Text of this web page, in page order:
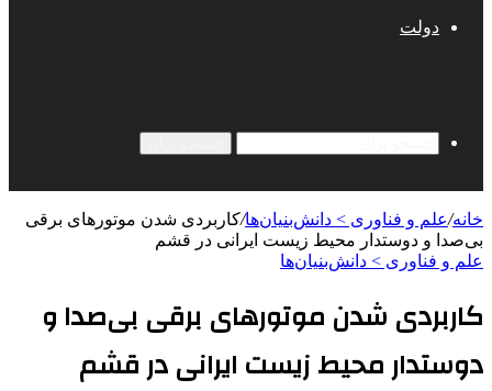
دولت
خانه/علم و فناوری‌ > دانش‌بنیان‌ها/کاربردی شدن موتورهای برقی
بی‌صدا و دوستدار محیط زیست ایرانی در قشم
علم و فناوری‌ > دانش‌بنیان‌ها
کاربردی شدن موتورهای برقی بی‌صدا و
دوستدار محیط زیست ایرانی در قشم